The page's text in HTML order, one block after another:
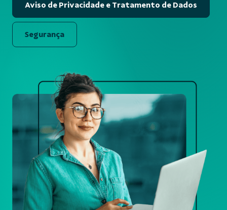
Aviso de Privacidade e Tratamento de Dados
Segurança